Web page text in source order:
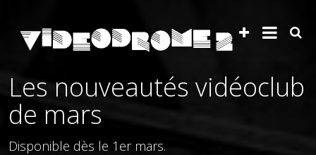
Les nouveautés vidéoclub
de mars
Disponible dès le 1er mars.